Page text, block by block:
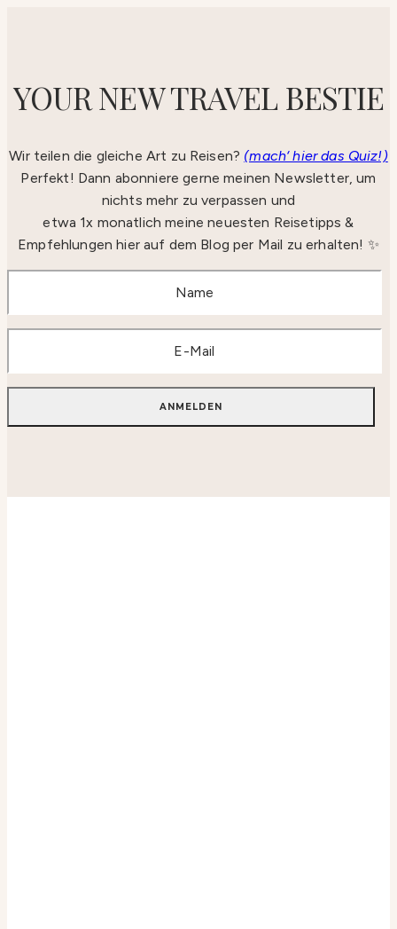
YOUR NEW TRAVEL BESTIE
Wir teilen die gleiche Art zu Reisen? (mach‘ hier das Quiz!)
Perfekt! Dann abonniere gerne meinen Newsletter, um
nichts mehr zu verpassen und
etwa 1x monatlich meine neuesten Reisetipps &
Empfehlungen hier auf dem Blog per Mail zu erhalten! ✨